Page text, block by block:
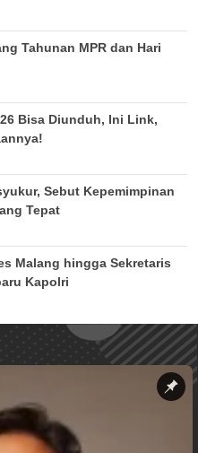
Tahunan MPR dan Hari
Bisa Diunduh, Ini Link,
Sebut Kepemimpinan
Tepat
Malang hingga Sekretaris
Kapolri